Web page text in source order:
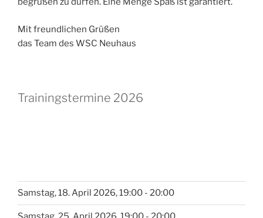
Mit freundlichen Grüßen
das Team des WSC Neuhaus
Trainingstermine 2026
Samstag, 18. April 2026, 19:00 - 20:00